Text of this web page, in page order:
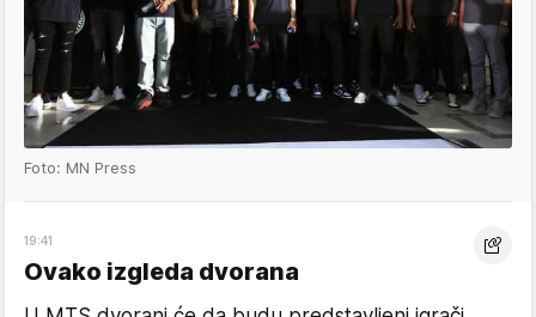
Foto: MN Press
19:41
Ovako izgleda dvorana